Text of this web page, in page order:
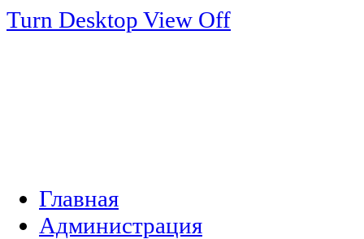
Turn Desktop View Off
Главная
Администрация